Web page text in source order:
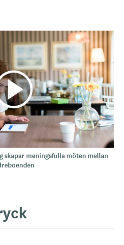
skapar meningsfulla möten mellan